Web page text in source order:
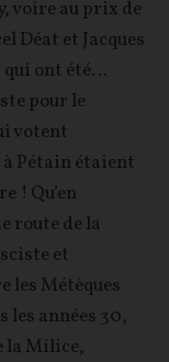
voire au prix de
Déat et Jacques
ont été…
pour le
votent
Pétain étaient
! Qu’en
route de la
et
Métèques
années 30,
la Milice,